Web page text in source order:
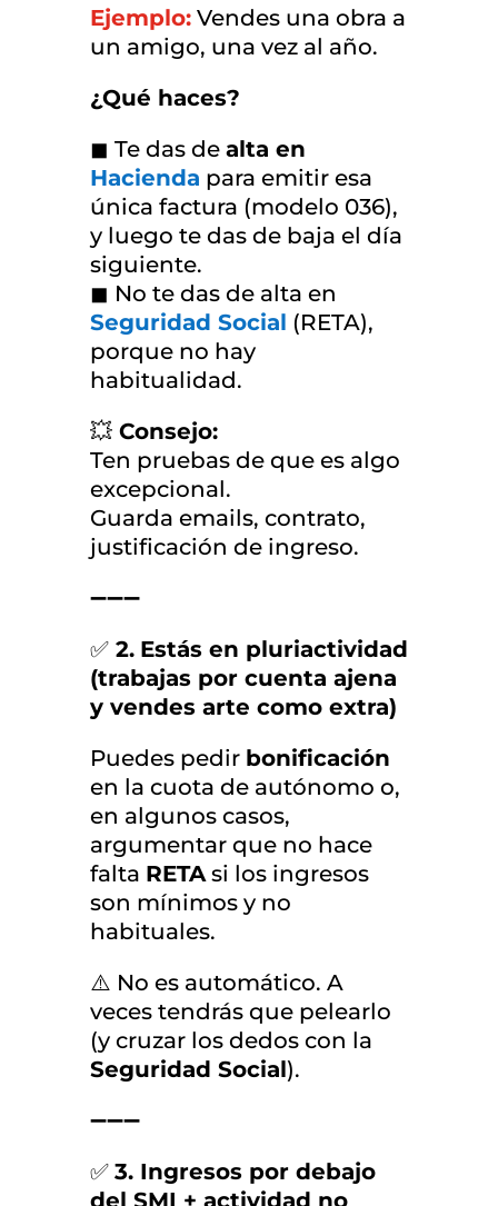
Ejemplo:Vendes una obra a
un amigo, una vez al año.
¿Qué haces?
◼ Te das de alta en
Hacienda para emitir esa
única factura (modelo 036),
y luego te das de baja el día
siguiente.
◼ No te das de alta en
Seguridad Social (RETA),
porque no hay
habitualidad.
💥Consejo:
Ten pruebas de que es algo
excepcional.
Guarda emails, contrato,
justificación de ingreso.
➖➖➖
✅2. Estás en pluriactividad
(trabajas por cuenta ajena
y vendes arte como extra)
Puedes pedir bonificación
en la cuota de autónomo o,
en algunos casos,
argumentar que no hace
falta RETAsi los ingresos
son mínimos y no
habituales.
⚠️ No es automático. A
veces tendrás que pelearlo
(y cruzar los dedos con la
Seguridad Social).
➖➖➖
✅ 3. Ingresos por debajo